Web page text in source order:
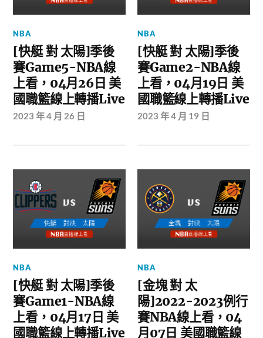
NBA
[快艇 對 太陽]季後
賽Game5-NBA線
上看，04月26日 美
國職籃線上轉播Live
2023 年 4 月 26 日
NBA
[快艇 對 太陽]季後
賽Game2-NBA線
上看，04月19日 美
國職籃線上轉播Live
2023 年 4 月 19 日
NBA
[快艇 對 太陽]季後
賽Game1-NBA線
上看，04月17日 美
國職籃線上轉播Live
NBA
[金塊 對 太
陽]2022-2023例行
賽NBA線上看，04
月07日 美國職籃線